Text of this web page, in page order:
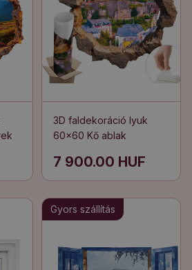
3D faldekoráció lyuk
60x60 Kő ablak
7 900.00 HUF
Gyors szállítás